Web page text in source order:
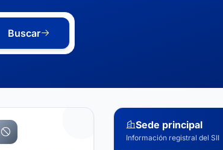
Buscar
Sede principal
Información registral del SII